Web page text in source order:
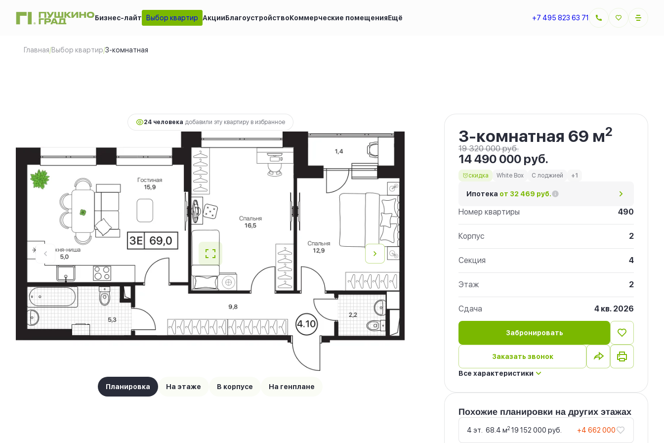
Бизнес-лайт Выбор квартир АкцииБлагоустройствоКоммерческие помещенияЕщё +7 495 823 63 71
Главная/Выбор квартир/3-комнатная
3-комнатная
24 человекa добавили эту квартиру в избранное
Планировка На этаже В корпусе На генплане
3-комнатная 69 м2
19 320 000 руб.
14 490 000 руб.
скидка White Box С лоджией +1
Ипотека от 32 469 руб.
Номер квартиры 490
Корпус 2
Секция 4
Этаж 2
Сдача 4 кв. 2026
Забронировать
Заказать звонок
Все характеристики
Похожие планировки на других этажах
4 эт. 68.4 м2 19 152 000 руб. +4 662 000